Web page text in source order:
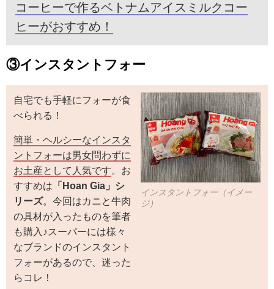
コーヒーで作るベトナムアイスミルクコー
ヒーがおすすめ！
③インスタントフォー
自宅でも手軽にフォーが食
べられる！
簡単・ヘルシーなインスタ
ントフォーは男女問わずに
お土産として人気です。お
すすめは 「Hoan Gia」シ
リーズ。今回はカニと牛肉
の具材が入ったものを筆者
も購入♪スーパーには様々
なブランドのインスタント
フォーがあるので、迷った
らコレ！
インスタントフォー（イメー
ジ）